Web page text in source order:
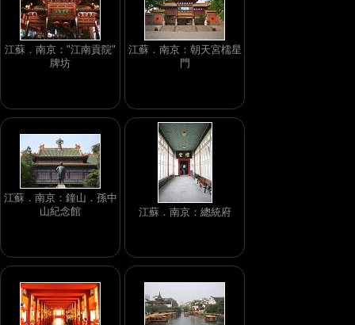
江蘇．南京："江南貢院"
牌坊
江蘇．南京：朝天宮檽星
門
江蘇．南京：鐘山．孫中
山紀念館
江蘇．南京：總統府